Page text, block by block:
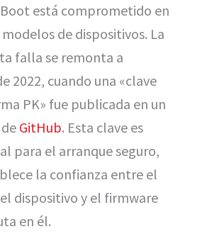
Boot está comprometido en
modelos de dispositivos. La
falla se remonta a
2022, cuando una «clave
PK» fue publicada en un
GitHub. Esta clave es
para el arranque seguro,
la confianza entre el
dispositivo y el firmware
en él.